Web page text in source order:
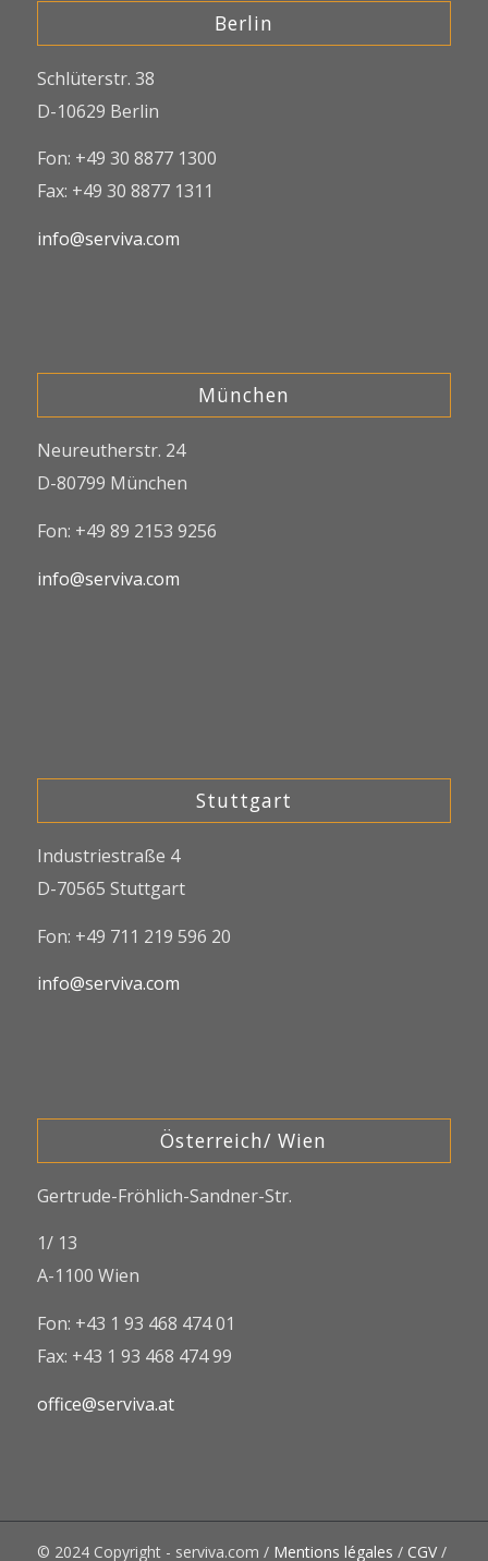
Berlin
Schlüterstr. 38
D-10629 Berlin
Fon: +49 30 8877 1300
Fax: +49 30 8877 1311
info@serviva.com
München
Neureutherstr. 24
D-80799 München
Fon: +49 89 2153 9256
info@serviva.com
Stuttgart
Industriestraße 4
D-70565 Stuttgart
Fon: +49 711 219 596 20
info@serviva.com
Österreich/ Wien
Gertrude-Fröhlich-Sandner-Str.
1/ 13
A-1100 Wien
Fon: +43 1 93 468 474 01
Fax: +43 1 93 468 474 99
office@serviva.at
© 2024 Copyright - serviva.com / Mentions légales / CGV/